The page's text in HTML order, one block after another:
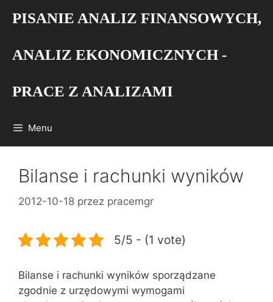
PISANIE ANALIZ FINANSOWYCH,
ANALIZ EKONOMICZNYCH -
PRACE Z ANALIZAMI
Menu
Bilanse i rachunki wyników
2012-10-18 przez pracemgr
5/5 - (1 vote)
Bilanse i rachunki wyników sporządzane
zgodnie z urzędowymi wymogami